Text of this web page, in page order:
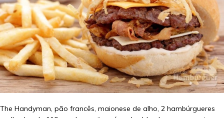
The Handyman, pão francês, maionese de alho, 2 hambúrgueres